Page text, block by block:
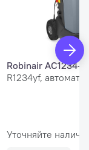
Robinair AC1234-3
R1234yf, автомат,
Уточняйте